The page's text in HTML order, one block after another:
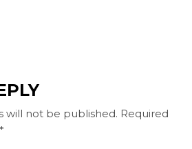
will not be published. Required
*